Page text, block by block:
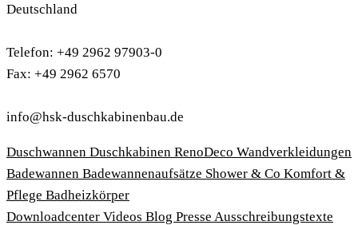
Deutschland
Telefon: +49 2962 97903-0
Fax: +49 2962 6570
info@hsk-duschkabinenbau.de
Duschwannen Duschkabinen RenoDeco Wandverkleidungen
Badewannen Badewannenaufsätze Shower & Co Komfort &
Pflege Badheizkörper
Download­center Videos Blog Presse Ausschreibungstexte